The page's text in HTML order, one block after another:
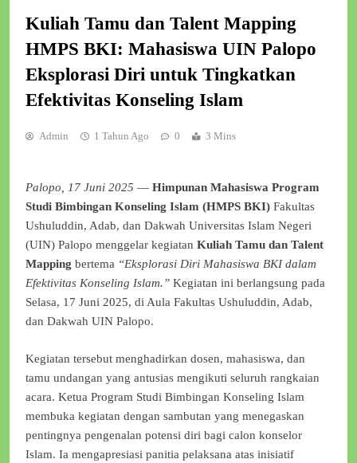
Kuliah Tamu dan Talent Mapping
HMPS BKI: Mahasiswa UIN Palopo
Eksplorasi Diri untuk Tingkatkan
Efektivitas Konseling Islam
Admin 1 Tahun Ago 0 3 Mins
Palopo, 17 Juni 2025 — Himpunan Mahasiswa Program
Studi Bimbingan Konseling Islam (HMPS BKI) Fakultas
Ushuluddin, Adab, dan Dakwah Universitas Islam Negeri
(UIN) Palopo menggelar kegiatan Kuliah Tamu dan Talent
Mapping bertema “Eksplorasi Diri Mahasiswa BKI dalam
Efektivitas Konseling Islam.” Kegiatan ini berlangsung pada
Selasa, 17 Juni 2025, di Aula Fakultas Ushuluddin, Adab,
dan Dakwah UIN Palopo.
Kegiatan tersebut menghadirkan dosen, mahasiswa, dan
tamu undangan yang antusias mengikuti seluruh rangkaian
acara. Ketua Program Studi Bimbingan Konseling Islam
membuka kegiatan dengan sambutan yang menegaskan
pentingnya pengenalan potensi diri bagi calon konselor
Islam. Ia mengapresiasi panitia pelaksana atas inisiatif